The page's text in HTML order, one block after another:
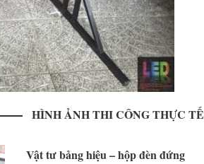
HÌNH ẢNH THI CÔNG THỰC TẾ
Vật tư bảng hiệu – hộp đèn đứng